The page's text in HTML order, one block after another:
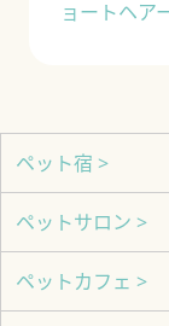
ョートヘア
ペット宿 >
ペットサロン >
ペットカフェ >